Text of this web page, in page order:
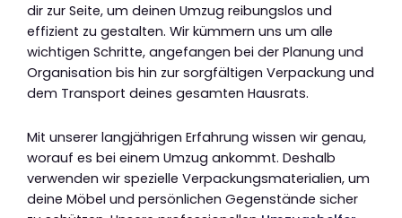
dir zur Seite, um deinen Umzug reibungslos und
effizient zu gestalten. Wir kümmern uns um alle
wichtigen Schritte, angefangen bei der Planung und
Organisation bis hin zur sorgfältigen Verpackung und
dem Transport deines gesamten Hausrats.
Mit unserer langjährigen Erfahrung wissen wir genau,
worauf es bei einem Umzug ankommt. Deshalb
verwenden wir spezielle Verpackungsmaterialien, um
deine Möbel und persönlichen Gegenstände sicher